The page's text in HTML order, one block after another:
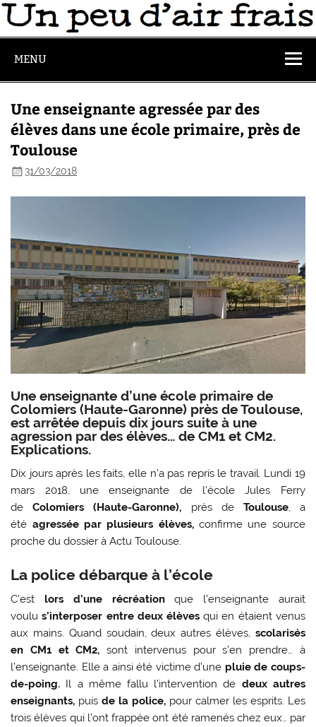
MENU
Une enseignante agressée par des
élèves dans une école primaire, près de
Toulouse
31/03/2018
Une enseignante d’une école primaire de
Colomiers (Haute-Garonne) près de Toulouse,
est arrêtée depuis dix jours suite à une
agression par des élèves… de CM1 et CM2.
Explications.
Dix jours après les faits, elle n’a pas repris le travail. Lundi 19
mars 2018, une enseignante de l’école Jules Ferry
deColomiers (Haute-Garonne), près de Toulouse, a
été agressée par plusieurs élèves,confirme une source
proche du dossier à Actu Toulouse.
La police débarque à l’école
C’est lors d’une récréationque l’enseignante aurait
voulus’interposer entre deux élèves qui en étaient venus
aux mains. Quand soudain, deux autres élèves, scolarisés
en CM1 et CM2, sont intervenus pour s’en prendre… à
l’enseignante. Elle a ainsi été victime d’une pluie de coups-
de-poing. Il a même fallu l’intervention de deux autres
enseignants, puis de la police, pour calmer les esprits. Les
trois élèves qui l’ont frappée ont été ramenés chez eux… par